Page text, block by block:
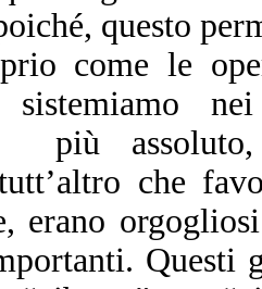
questo
come le
sistemiamo
più
tutt’altro che
erano
Questi